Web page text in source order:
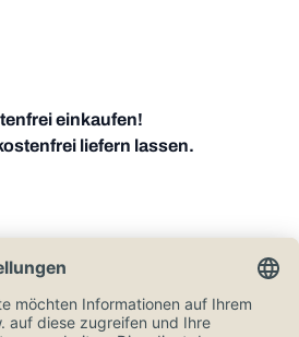
einkaufen!
liefern lassen.